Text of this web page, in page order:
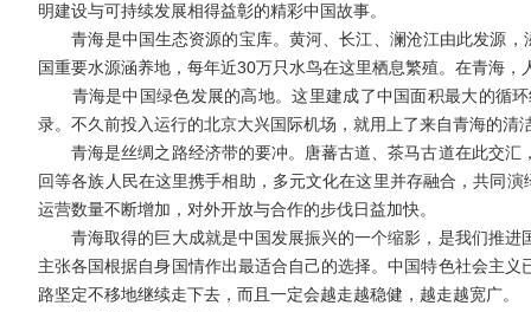
明建设与可持续发展相得益彰的精彩中国故事。
青海是中国生态资源的宝库。黄河、长江、澜沧江由此发源，
国重要水源涵养地，每年近30万只水鸟在这里栖息繁殖。在青海
青海是中国绿色发展的高地。这里建成了中国面积最大的循环
录。不久前投入运行的北京大兴国际机场，就用上了来自青海的
青海是丝绸之路经济带的要冲。唐蕃古道、茶马古道在此交汇
回等各族人民在这里携手相助，多元文化在这里并存融合，共同
运营数量不断增加，对外开放与合作的步伐日益加快。
青海取得的巨大成就是中国发展振兴的一个缩影，是我们推进
主张各国根据自身国情作出最适合自己的选择。中国特色社会主
路坚定不移地继续走下去，而且一定会越走越稳健，越走越宽广。